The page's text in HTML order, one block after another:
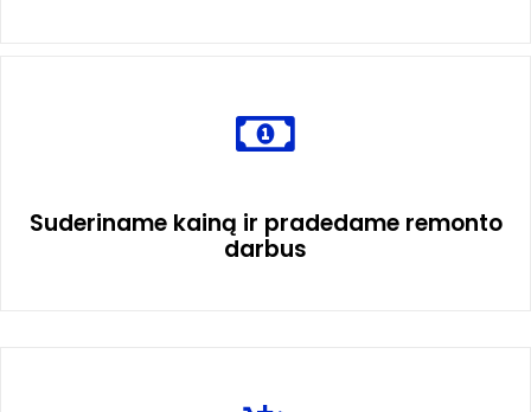
Suderiname kainą ir pradedame remonto
darbus